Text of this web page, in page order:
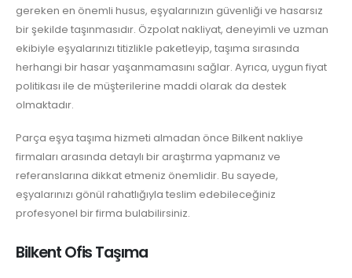
gereken en önemli husus, eşyalarınızın güvenliği ve hasarsız
bir şekilde taşınmasıdır. Özpolat nakliyat, deneyimli ve uzman
ekibiyle eşyalarınızı titizlikle paketleyip, taşıma sırasında
herhangi bir hasar yaşanmamasını sağlar. Ayrıca, uygun fiyat
politikası ile de müşterilerine maddi olarak da destek
olmaktadır.
Parça eşya taşıma hizmeti almadan önce Bilkent nakliye
firmaları arasında detaylı bir araştırma yapmanız ve
referanslarına dikkat etmeniz önemlidir. Bu sayede,
eşyalarınızı gönül rahatlığıyla teslim edebileceğiniz
profesyonel bir firma bulabilirsiniz.
Bilkent Ofis Taşıma